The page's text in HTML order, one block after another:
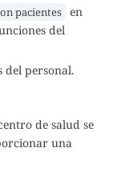
pacientes en
del
del personal.
de salud se
una